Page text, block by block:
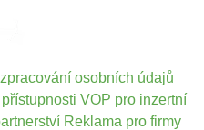
osobních údajů
VOP pro inzertní
Reklama pro firmy